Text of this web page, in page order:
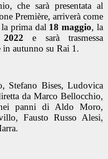
che sarà presentata al
Première, arriverà come
prima dal 18 maggio, la
e sarà trasmessa
in autunno su Rai 1.
Stefano Bises, Ludovica
da Marco Bellocchio,
panni di Aldo Moro,
Fausto Russo Alesi,